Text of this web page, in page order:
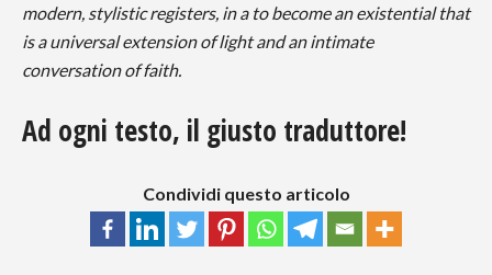
modern, stylistic registers, in a to become an existential that
is a universal extension of light and an intimate
conversation of faith.
Ad ogni testo, il giusto traduttore!
Condividi questo articolo